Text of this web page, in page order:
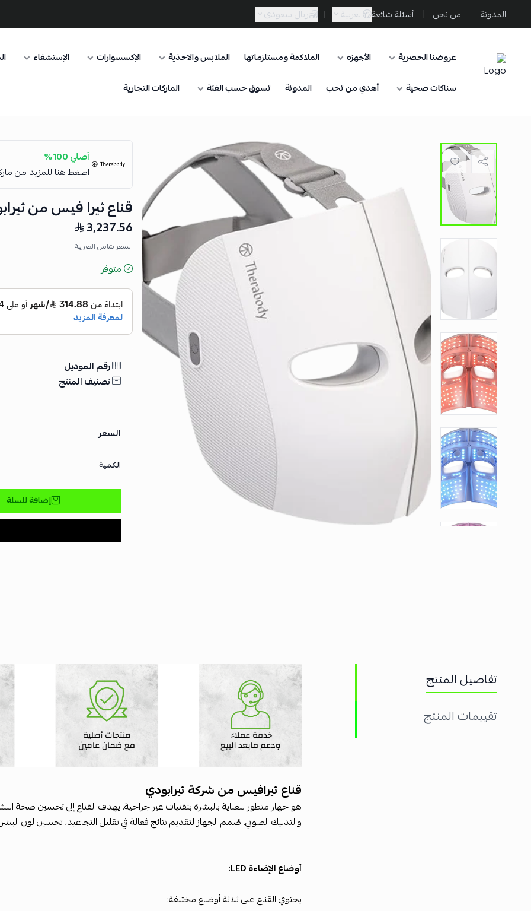
المدونة من نحن أسئلة شائعة العربية | ريال سعودي
Sporta
عروضنا الحصرية الأجهزه الملاكمة ومستلزماتها الملابس والاحذية الإكسسوارات الإستشفاء
سناكات صحية
أهدي من تحب المدونة تسوق حسب الفئة الماركات التجارية
أصلي 100%
اضغط هنا للمزيد من
قناع ثيرا فيس من
3,237.56
السعر شامل الضريبة
متوفر
رقم الموديل
تصنيف المنتج
السعر
الكمية
إضافة للسلة
تفاصيل المنتج
تقييمات المنتج
قناع ثيرافيس من شركة ثيرابودي
والتدليك الصوتي. صُمم الجهاز لتقديم نتائج فعالة في تقليل التجاعيد، تحسين لون
أوضاع الإضاءة LED:
يحتوي القناع على ثلاثة أوضاع مختلفة: